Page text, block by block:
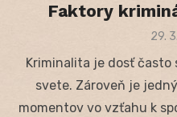
Faktory
29.
Kriminalita je dosť často
svete. Zároveň je
momentov vo vzťahu k